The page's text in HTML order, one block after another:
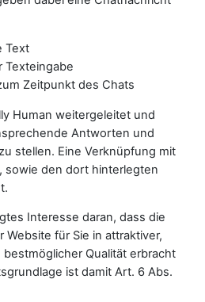
Text
Texteingabe
Zeitpunkt des Chats
Human weitergeleitet und
Antworten und
stellen. Eine Verknüpfung mit
sowie den dort hinterlegten
Interesse daran, dass die
für Sie in attraktiver,
Qualität erbracht
ist damit Art. 6 Abs.